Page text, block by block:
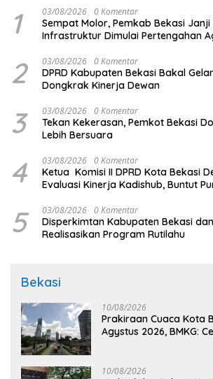
1 03/08/2026 0 Komentar
Sempat Molor, Pemkab Bekasi Janji
Infrastruktur Dimulai Pertengahan
2 03/08/2026 0 Komentar
DPRD Kabupaten Bekasi Bakal
Dongkrak Kinerja Dewan
3 03/08/2026 0 Komentar
Tekan Kekerasan, Pemkot Bekasi
Lebih Bersuara
4 03/08/2026 0 Komentar
Ketua Komisi II DPRD Kota Bekasi
Evaluasi Kinerja Kadishub, Buntut
5 03/08/2026 0 Komentar
Disperkimtan Kabupaten Bekasi dan Polres
Realisasikan Program Rutilahu
Bekasi
10/08/2026
Prakiraan Cuaca Kota
Agystus 2026, BMKG:
10/08/2026